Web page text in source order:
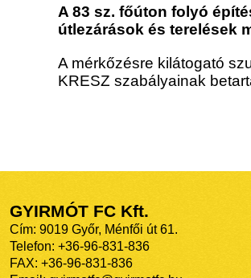
A 83 sz. főúton folyó
útlezárások és terelések
A mérkőzésre kilátogató
KRESZ szabályainak
GYIRMÓT FC Kft.
Cím: 9019 Győr, Ménfői út 61.
Telefon: +36-96-831-836
FAX: +36-96-831-836